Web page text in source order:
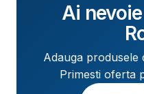
Ai
Adauga produsele
Primesti oferta